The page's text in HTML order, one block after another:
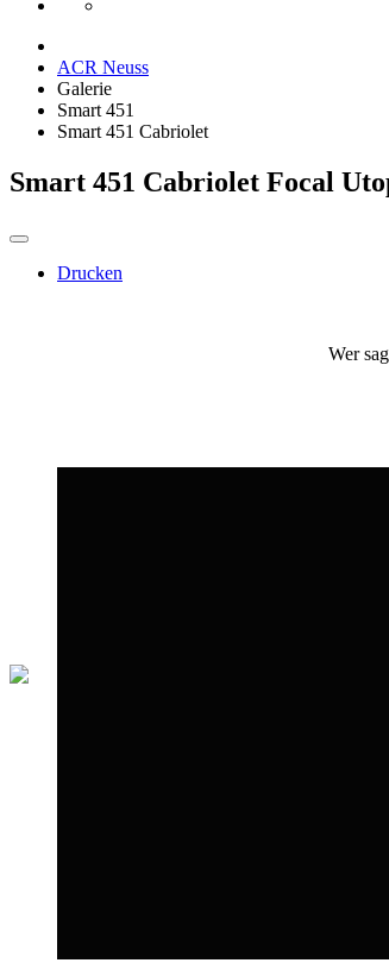
ACR Neuss
Galerie
Smart 451
Smart 451 Cabriolet
Smart 451 Cabriolet Focal
Drucken
Wer